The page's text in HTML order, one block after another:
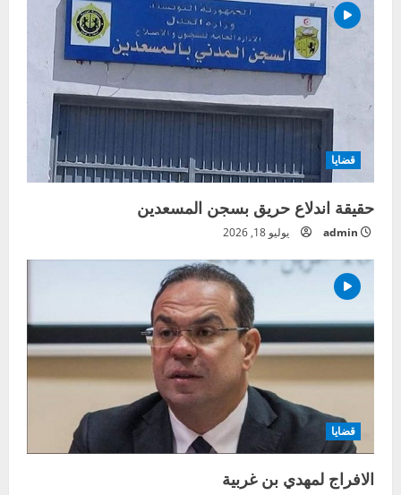
قضايا
حقيقة اندلاع حريق بسجن المسعدين
admin يوليو 18, 2026
قضايا
الافراج لمهدي بن غربية